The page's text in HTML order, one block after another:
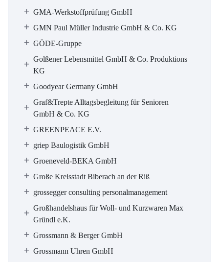
GMA-Werkstoffprüfung GmbH
GMN Paul Müller Industrie GmbH & Co. KG
GÖDE-Gruppe
Golßener Lebensmittel GmbH & Co. Produktions
KG
Goodyear Germany GmbH
Graf&Trepte Alltagsbegleitung für Senioren
GmbH & Co. KG
GREENPEACE E.V.
griep Baulogistik GmbH
Groeneveld-BEKA GmbH
Große Kreisstadt Biberach an der Riß
grossegger consulting personalmanagement
Großhandelshaus für Woll- und Kurzwaren Max
Gründl e.K.
Grossmann & Berger GmbH
Grossmann Uhren GmbH